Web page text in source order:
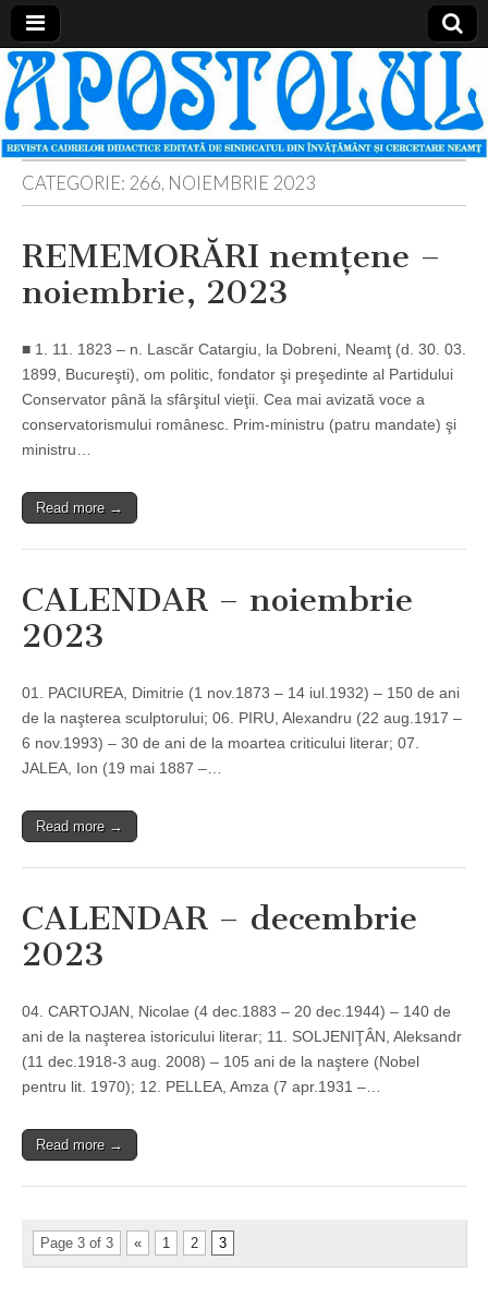
Apostolul
Revista
cadrelor
didactice
din
judetul
Neamt
CATEGORIE: 266, NOIEMBRIE 2023
REMEMORĂRI nemţene –
noiembrie, 2023
■ 1. 11. 1823 – n. Lascăr Catargiu, la Dobreni, Neamţ (d. 30. 03.
1899, Bucureşti), om politic, fondator şi preşedinte al Partidului
Conservator până la sfârşitul vieţii. Cea mai avizată voce a
conservatorismului românesc. Prim-ministru (patru mandate) şi
ministru…
Read more →
CALENDAR – noiembrie
2023
01. PACIUREA, Dimitrie (1 nov.1873 – 14 iul.1932) – 150 de ani
de la naşterea sculptorului; 06. PIRU, Alexandru (22 aug.1917 –
6 nov.1993) – 30 de ani de la moartea criticului literar; 07.
JALEA, Ion (19 mai 1887 –…
Read more →
CALENDAR – decembrie
2023
04. CARTOJAN, Nicolae (4 dec.1883 – 20 dec.1944) – 140 de
ani de la naşterea istoricului literar; 11. SOLJENIŢÂN, Aleksandr
(11 dec.1918-3 aug. 2008) – 105 ani de la naştere (Nobel
pentru lit. 1970); 12. PELLEA, Amza (7 apr.1931 –…
Read more →
Page 3 of 3 « 1 2 3